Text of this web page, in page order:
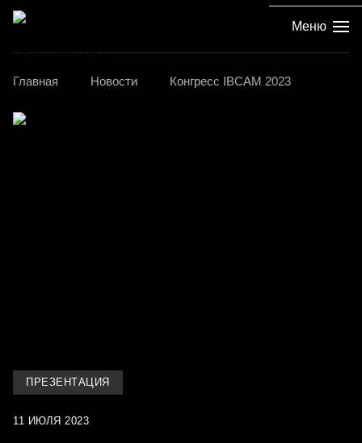
Меню
Главная Новости Конгресс IBCAM 2023
ПРЕЗЕНТАЦИЯ
11 ИЮЛЯ 2023